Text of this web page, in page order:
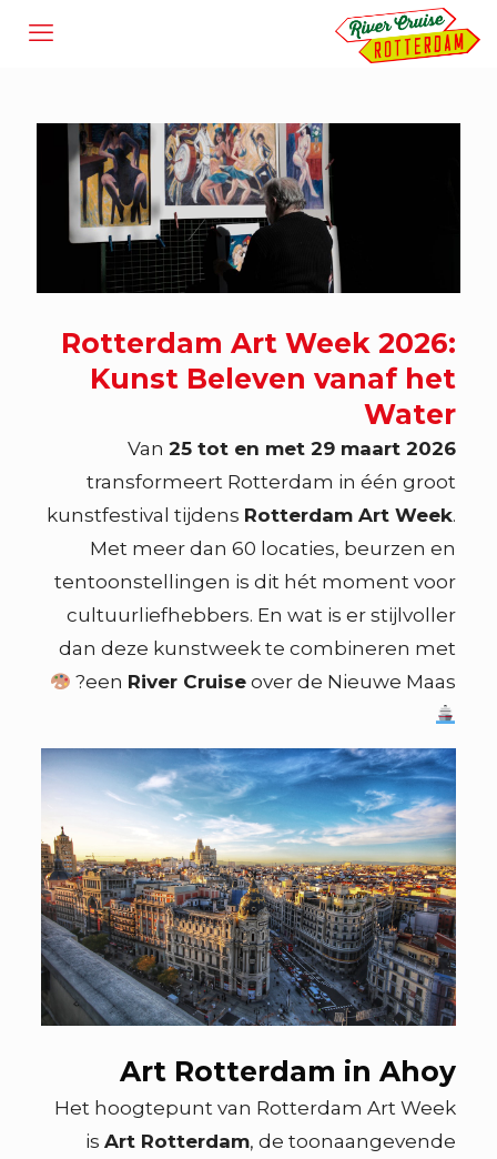
Rotterdam Art Week 2026:
Kunst Beleven vanaf het
Water
Van25 tot en met 29 maart 2026
transformeert Rotterdam in één groot
kunstfestival tijdens Rotterdam Art Week.
Met meer dan 60 locaties, beurzen en
tentoonstellingen is dit hét moment voor
cultuurliefhebbers. En wat is er stijlvoller
dan deze kunstweek te combineren met
een River Cruise over de Nieuwe Maas?
Art Rotterdam in Ahoy
Het hoogtepunt van Rotterdam Art Week
isArt Rotterdam, de toonaangevende